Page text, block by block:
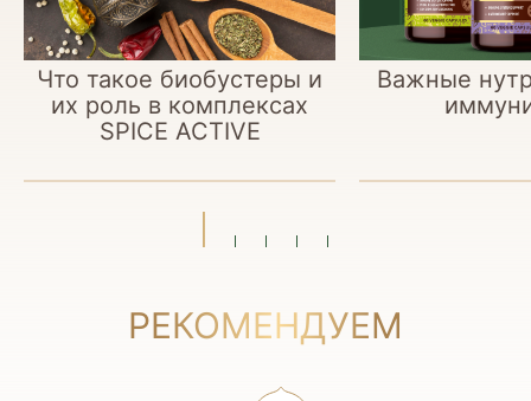
Что такое биобустеры и
их роль в комплексах
SPICE ACTIVE
Важные
РЕКОМЕНДУЕМ